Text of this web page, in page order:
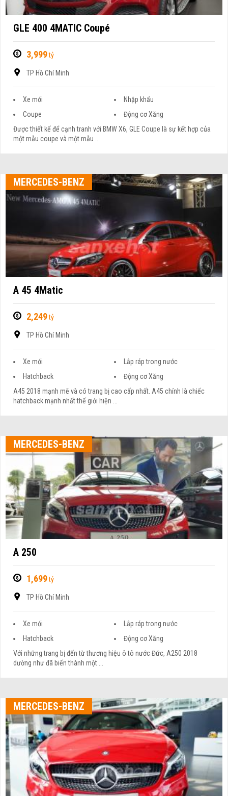
GLE 400 4MATIC Coupé
3,999tỷ
TP Hồ Chí Minh
Xe mới
Nhập khẩu
Coupe
Động cơ Xăng
Được thiết kế để cạnh tranh với BMW X6, GLE Coupe là sự kết hợp của
một mẫu coupe và một mẫu ...
MERCEDES-BENZ
A 45 4Matic
2,249tỷ
TP Hồ Chí Minh
Xe mới
Lắp ráp trong nước
Hatchback
Động cơ Xăng
A45 2018 mạnh mẽ và có trang bị cao cấp nhất. A45 chính là chiếc
hatchback mạnh nhất thế giới hiện ...
MERCEDES-BENZ
A 250
1,699tỷ
TP Hồ Chí Minh
Xe mới
Lắp ráp trong nước
Hatchback
Động cơ Xăng
Với những trang bị đến từ thương hiệu ô tô nước Đức, A250 2018
dường như đã biến thành một ...
MERCEDES-BENZ